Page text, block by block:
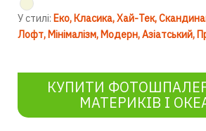
У стилі: Еко Класика Хай-Тек
Лофт Мінімалізм Модерн Азіатський
КУПИТИ
МАТЕРИКІВ І